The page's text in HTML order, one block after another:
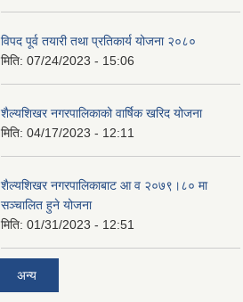
विपद पूर्व तयारी तथा प्रतिकार्य योजना २०८०
मिति: 07/24/2023 - 15:06
शैल्यशिखर नगरपालिकाको वार्षिक खरिद योजना
मिति: 04/17/2023 - 12:11
शैल्यशिखर नगरपालिकाबाट आ व २०७९।८० मा
सञ्चालित हुने योजना
मिति: 01/31/2023 - 12:51
अन्य